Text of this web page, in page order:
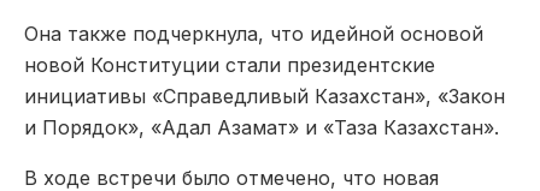
Она также подчеркнула, что идейной основой
новой Конституции стали президентские
инициативы «Справедливый Казахстан», «Закон
и Порядок», «Адал Азамат» и «Таза Казахстан».
В ходе встречи было отмечено, что новая